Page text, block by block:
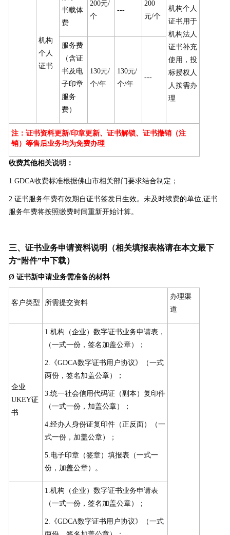
机构
个人
证书
书载体
费
200元/
个
---
200
元/个
机构个人
证书用于
机构法人
证书补充
使用，投
标授权人
人按需办
理
服务费
（含证
书及电
子印章
服务
费）
130元/
个/年
130元/
个/年
---
注：证书资料更新/印章更新、证书解锁、证书撤销（注
销）等售后业务均为免费办理
收费其他相关说明：
1.GDCA收费标准根据佛山市相关部门要求结合制定；
2.证书服务年费有效期自证书签发日生效。未及时续费的单位,证书
服务年费将按照缴费时间重新开始计算。
三、证书业务申请资料说明（相关填报表格请在本文最下
方“附件”中下载）
Ø 证书新申请业务需准备的材料
客户类型 所需提交资料
办理渠
道
企业
UKEY证
书
1.机构（企业）数字证书业务申请表，
（一式一份，签名加盖公章）；
2.《GDCA数字证书用户协议》（一式
两份，签名加盖公章）；
3.统一社会信用代码证（副本）复印件
（一式一份，加盖公章）；
4.经办人身份证复印件（正反面）（一
式一份，加盖公章）；
5.电子印章（签章）填报表（一式一
份，加盖公章）。
1.机构（企业）数字证书业务申请表
（一式一份，签名加盖公章）；
2.《GDCA数字证书用户协议》（一式